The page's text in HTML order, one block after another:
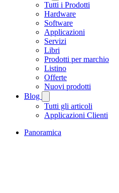
Tutti i Prodotti
Hardware
Software
Applicazioni
Servizi
Libri
Prodotti per marchio
Listino
Offerte
Nuovi prodotti
Blog
Tutti gli articoli
Applicazioni Clienti
Panoramica